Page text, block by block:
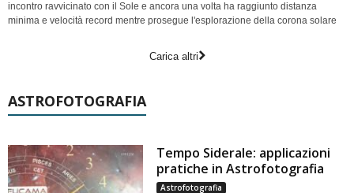
incontro ravvicinato con il Sole e ancora una volta ha raggiunto distanza
minima e velocità record mentre prosegue l'esplorazione della corona solare
Carica altri
ASTROFOTOGRAFIA
Tempo Siderale: applicazioni
pratiche in Astrofotografia
Astrofotografia